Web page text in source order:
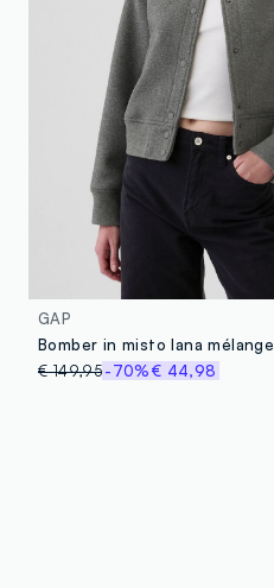
GAP
Bomber in misto lana mélange
€ 149,95-70%€ 44,98